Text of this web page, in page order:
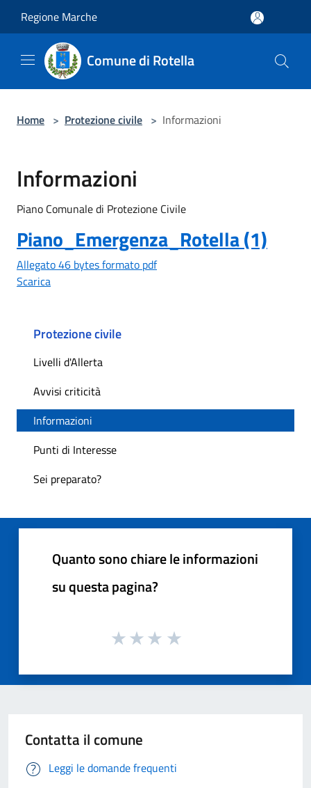
Regione Marche
Comune di Rotella
Home > Protezione civile > Informazioni
Informazioni
Piano Comunale di Protezione Civile
Piano_Emergenza_Rotella (1)
Allegato 46 bytes formato pdf
Scarica
Protezione civile
Livelli d'Allerta
Avvisi criticità
Informazioni
Punti di Interesse
Sei preparato?
Quanto sono chiare le informazioni
su questa pagina?
Contatta il comune
Leggi le domande frequenti